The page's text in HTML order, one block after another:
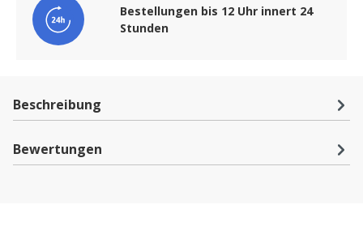
Bestellungen bis 12 Uhr innert 24
Stunden
Beschreibung
Bewertungen